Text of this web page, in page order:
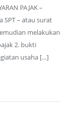
PAJAK –
SPT – atau surat
melakukan
2. bukti
usaha […]